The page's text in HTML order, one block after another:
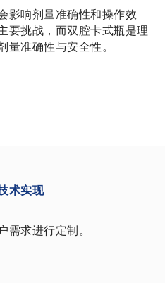
影响剂量准确性和操作效
要挑战，而双腔卡式瓶是理
准确性与安全性。
术实现
求进行定制。